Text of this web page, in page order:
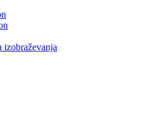
izobraževanja